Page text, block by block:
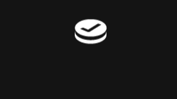
[kju:b]